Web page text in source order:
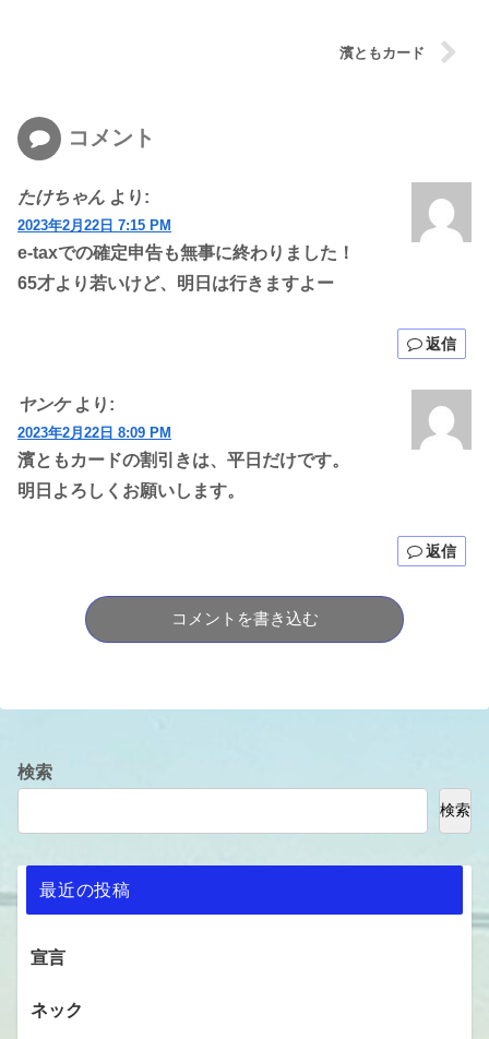
濱ともカード
コメント
たけちゃん より:
2023年2月22日 7:15 PM
e-taxでの確定申告も無事に終わりました！
65才より若いけど、明日は行きますよー
返信
ヤンケ より:
2023年2月22日 8:09 PM
濱ともカードの割引きは、平日だけです。
明日よろしくお願いします。
返信
コメントを書き込む
検索
検索
最近の投稿
宣言
ネック